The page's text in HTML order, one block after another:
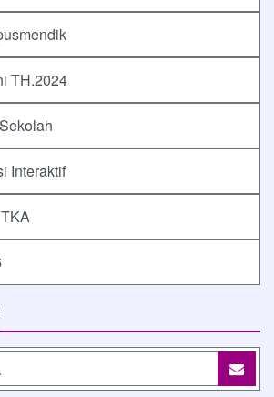
TH.2024
Interaktif